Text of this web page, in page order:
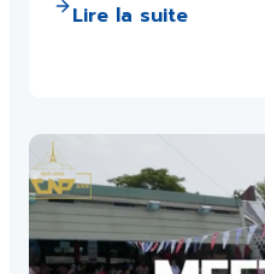
Lire la suite